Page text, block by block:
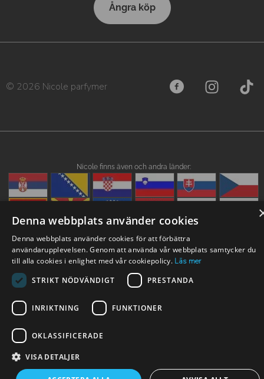
Ångra köp
© 2026 Nicole parfymer
Nicole finns även och andra länder:
Denna webbplats använder cookies
Denna webbplats använder cookies för att förbättra
användarupplevelsen. Genom att använda vår webbplats samtycker du
till alla cookies i enlighet med vår cookiepolicy. Läs mer
STRIKT NÖDVÄNDIGT PRESTANDA
INRIKTNING FUNKTIONER
OKLASSIFICERADE
VISA DETALJER